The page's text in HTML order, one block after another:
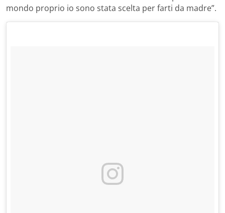
mondo proprio io sono stata scelta per farti da madre”.